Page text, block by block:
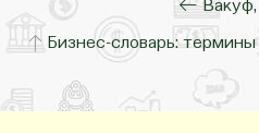
← Вакуф,
↑ Бизнес-словарь: термины